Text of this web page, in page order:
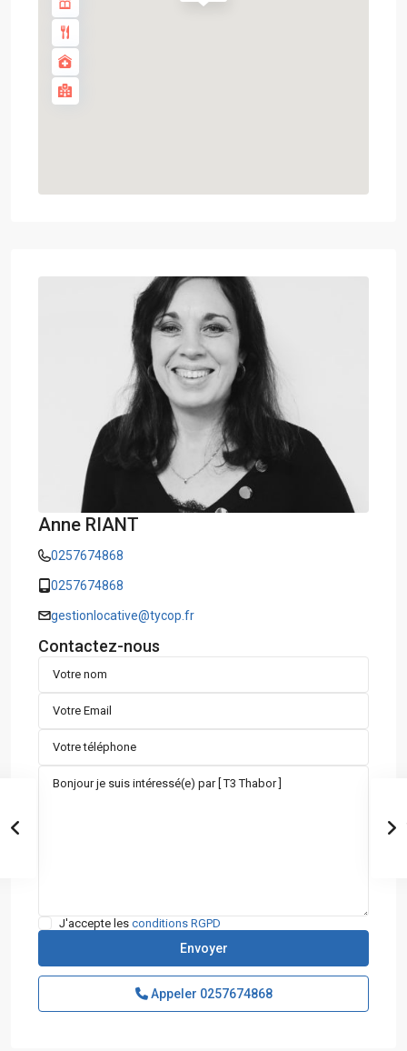
Anne RIANT
0257674868
0257674868
gestionlocative@tycop.fr
Contactez-nous
J'accepte les conditions RGPD
Appeler 0257674868